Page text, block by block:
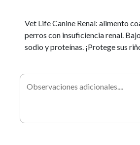
Vet Life Canine Renal: alimento
perros con insuficiencia renal.
sodio y proteínas. ¡Protege sus